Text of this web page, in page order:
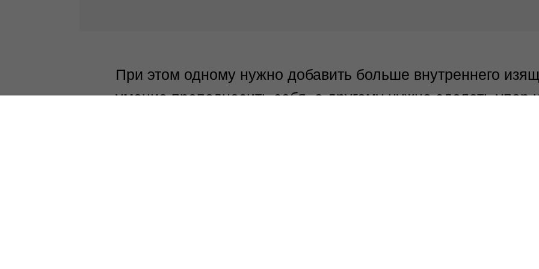
При этом одному нужно добавить больше внутреннего
умение преподносить себя, а другому нужно сделать упор